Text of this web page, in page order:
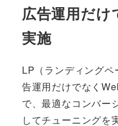
広告運用だけ
実施
LP（ランディング
告運用だけでなく
で、最適なコンバー
してチューニングを